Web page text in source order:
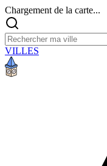
Chargement de la carte...
VILLES